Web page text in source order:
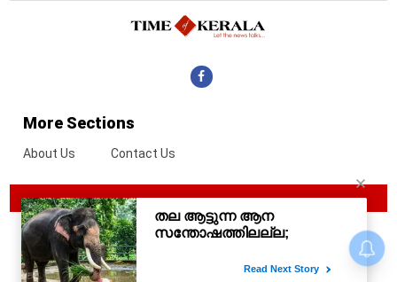
More Sections
About Us Contact Us